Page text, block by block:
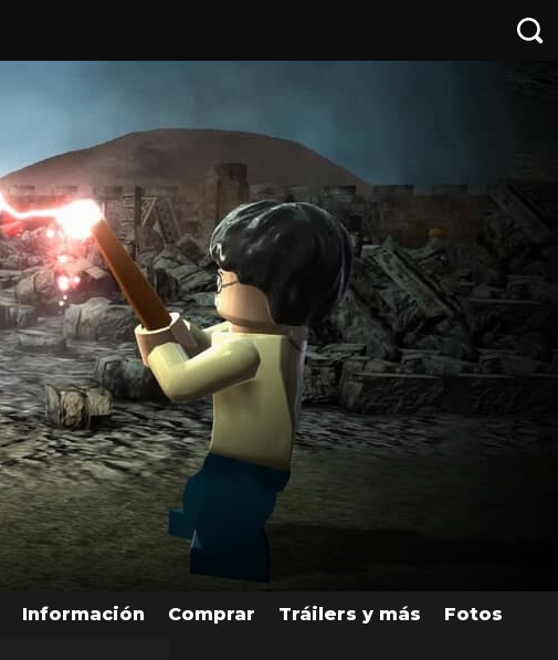
Información Comprar Tráilers y más Fotos